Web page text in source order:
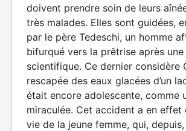
doivent prendre soin de leurs
très malades. Elles sont guidées,
par le père Tedeschi, un homme
bifurqué vers la prêtrise après
scientifique. Ce dernier considère
rescapée des eaux glacées d’un
était encore adolescente, comme
miraculée. Cet accident a en effet
vie de la jeune femme, qui,